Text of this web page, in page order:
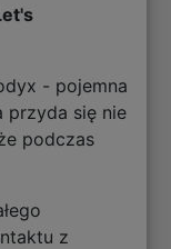
- pojemna
przyda się nie
podczas
z